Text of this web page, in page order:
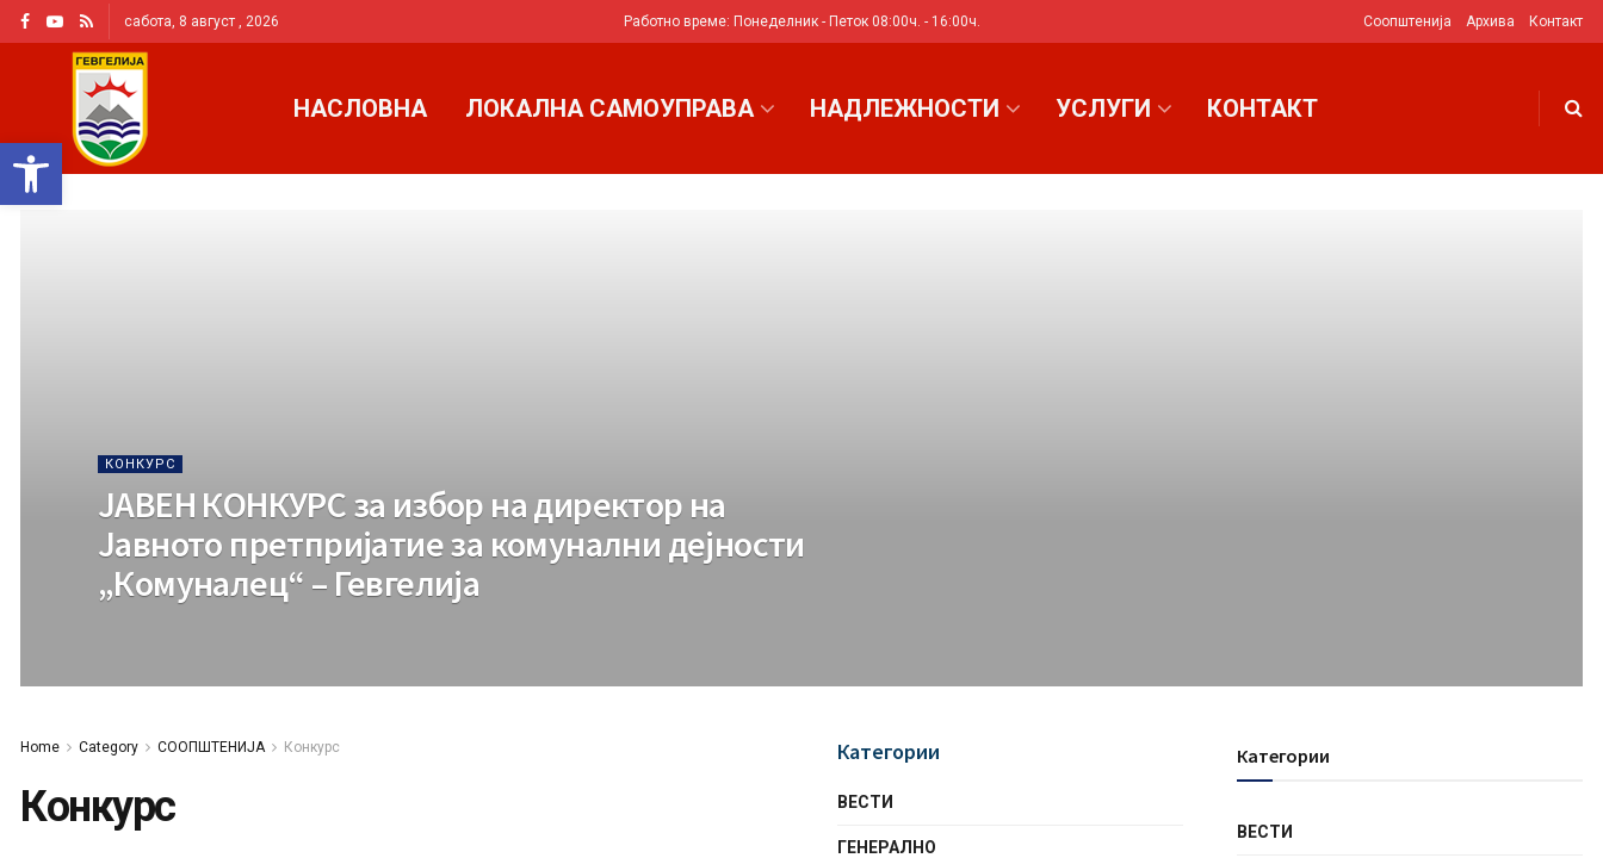
Open toolbar
сабота, 8 август , 2026 Работно време: Понеделник - Петок 08:00ч. - 16:00ч. Соопштенија Архива Контакт
НАСЛОВНА ЛОКАЛНА САМОУПРАВА НАДЛЕЖНОСТИ УСЛУГИ КОНТАКТ
КОНКУРС
ЈАВЕН КОНКУРС за избор на директор на
Јавното претпријатие за комунални дејности
„Комуналец“ – Гевгелија
Home Category СООПШТЕНИЈА Конкурс
Конкурс
Категории
ВЕСТИ
ГЕНЕРАЛНО
Категории
ВЕСТИ